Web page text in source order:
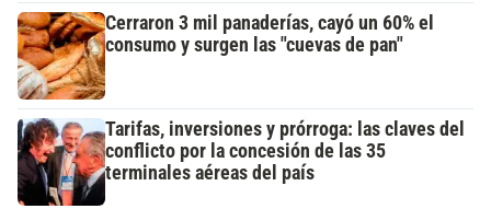
Cerraron 3 mil panaderías, cayó un 60% el
consumo y surgen las "cuevas de pan"
Tarifas, inversiones y prórroga: las claves del
conflicto por la concesión de las 35
terminales aéreas del país